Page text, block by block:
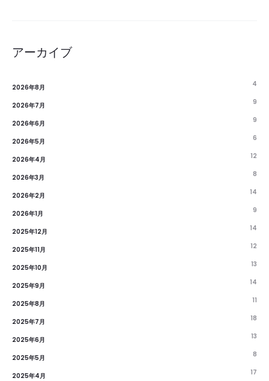
アーカイブ
2026年8月 4
2026年7月 9
2026年6月 9
2026年5月 6
2026年4月 12
2026年3月 8
2026年2月 14
2026年1月 9
2025年12月 14
2025年11月 12
2025年10月 13
2025年9月 14
2025年8月 11
2025年7月 18
2025年6月 13
2025年5月 8
2025年4月 17